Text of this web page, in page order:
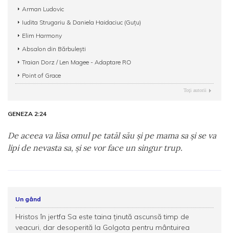
Arman Ludovic
Iudita Strugariu & Daniela Haidaciuc (Guțu)
Elim Harmony
Absalon din Bărbulești
Traian Dorz / Len Magee - Adaptare RO
Point of Grace
Toţi autorii
GENEZA 2:24
De aceea va lăsa omul pe tatăl său şi pe mama sa şi se va
lipi de nevasta sa, şi se vor face un singur trup.
Un gând
Hristos în jertfa Sa este taina ţinută ascunsă timp de
veacuri, dar desoperită la Golgota pentru mântuirea